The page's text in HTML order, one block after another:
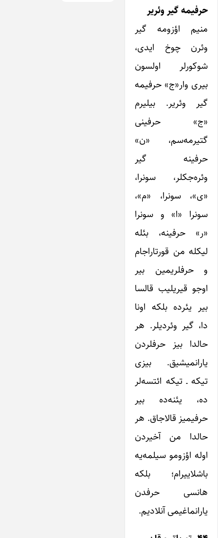
حرفیمه گیر وئریر
منیم اؤزومه گیر
وئرن چوخ ایدی،
شوکورلر اولسون
بیری وار«ج» حرفیمه
گیر وئریر. بیلیرم
«ج» حرفینی
گتیرمه‌سم، «ن»
حرفینه گیر
وئره‌جکلر، سونرا،
«ی»، سونرا، «م»،
سونرا «ا» و سونرا
«ر» حرفینه، بئله
لیکله من قورتاراجام
و حرفلریمین بیر
اوجو قیریلیب قالسا
بیر یئرده بلکه اونا
دا، گیر وئردیلر. هر
حالدا بیز حرفلردن
یارانمیشیق. بیزی
تیکه ـ تیکه ائتسه‌لر
ده، یئنه‌ده بیر
حرفیمیز قالاجاق. هر
حالدا من آخیردن
اوله اؤزومو سیلمه‌یه
باشلاییرام؛ بلکه
هانسی حرفدن
یارانماغیمی آنلادیم.